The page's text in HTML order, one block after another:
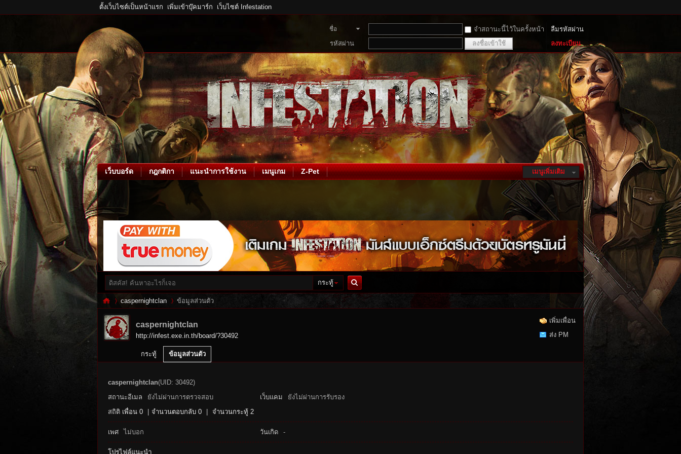
ตั้งเว็บไซต์เป็นหน้าแรก เพิ่มเข้าบุ๊คมาร์ก เว็บไซต์ Infestation
ชื่อ
สมาชิก
จำสถานะนี้ไว้ในครั้งหน้า
ลืมรหัสผ่าน
รหัสผ่าน
ลงชื่อเข้าใช้ ลงทะเบียน
เมนูเพิ่มเติม
เว็บบอร์ด กฎกติกา แนะนำการใช้งาน เมนูเกม Z-Pet
กระทู้
ค้นหา
caspernightclan ข้อมูลส่วนตัว
เพิ่มเพื่อน
ส่ง PM
caspernightclan
http://infest.exe.in.th/board/?30492
กระทู้ ข้อมูลส่วนตัว
caspernightclan(UID: 30492)
สถานะอีเมล
ยังไม่ผ่านการตรวจสอบ เว็บแคม
ยังไม่ผ่านการรับรอง
สถิติ เพื่อน 0 จำนวนตอบกลับ 0 จำนวนกระทู้ 2
เพศ ไม่บอก วันเกิด -
โปรไฟล์แนะนำ